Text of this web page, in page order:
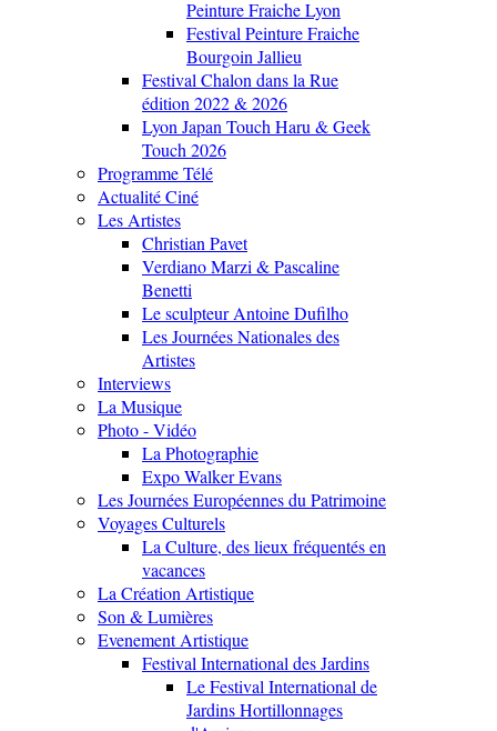
Peinture Fraiche Lyon
Festival Peinture Fraiche
Bourgoin Jallieu
Festival Chalon dans la Rue
édition 2022 & 2026
Lyon Japan Touch Haru & Geek
Touch 2026
Programme Télé
Actualité Ciné
Les Artistes
Christian Pavet
Verdiano Marzi & Pascaline
Benetti
Le sculpteur Antoine Dufilho
Les Journées Nationales des
Artistes
Interviews
La Musique
Photo - Vidéo
La Photographie
Expo Walker Evans
Les Journées Européennes du Patrimoine
Voyages Culturels
La Culture, des lieux fréquentés en
vacances
La Création Artistique
Son & Lumières
Evenement Artistique
Festival International des Jardins
Le Festival International de
Jardins Hortillonnages